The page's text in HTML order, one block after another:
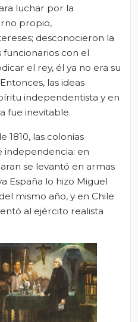
luchar por la
propio,
desconocieron la
funcionarios con el
el rey, él ya no era su
las ideas
independentista y en
fue inevitable.
1810, las colonias
independencia: en
se levantó en armas
España lo hizo Miguel
mismo año, y en Chile
al ejército realista